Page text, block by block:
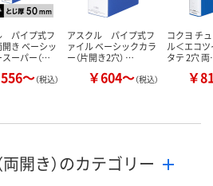
パイプ式フ
き ベーシッ
ーパー（…
～（税込）
アスクル パイプ式フ
ァイル ベーシックカラ
ー（片開き2穴） …
￥604～（税込）
コクヨ チ
ル＜エコツ
タテ 2穴
￥
開き）のカテゴリー